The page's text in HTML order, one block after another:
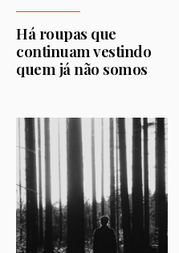
Há roupas que
continuam vestindo
quem já não somos